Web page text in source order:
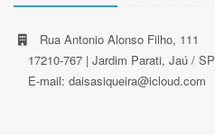
Rua Antonio Alonso Filho, 111
17210-767 | Jardim Parati, Jaú / SP
E-mail: daisasiqueira@icloud.com